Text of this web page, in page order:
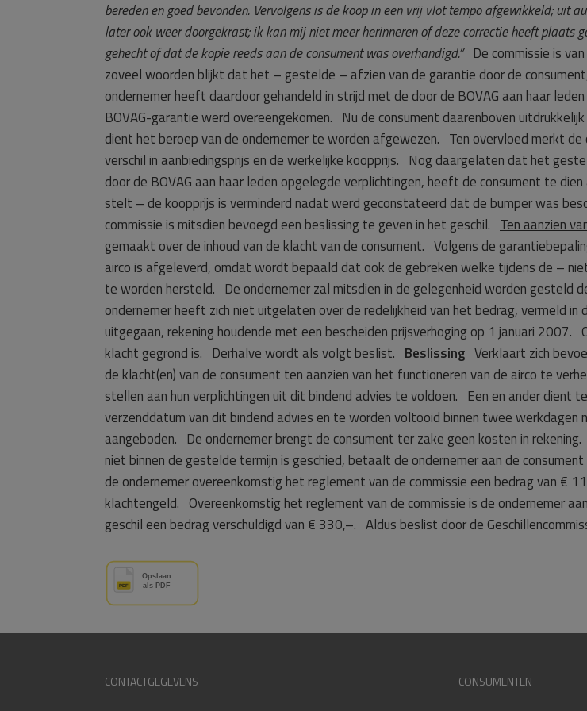
bereden en goed bevonden. Vervolgens is de koop in een vrij vlot tempo afgewikkeld; uit
later ook weer doorgekrast; ik kan mij niet meer herinneren of deze correctie heeft
gehecht of dat de kopie reeds aan de consument was overhandigd.”De commissie is
zoveel woorden blijkt dat het – gestelde – afzien van de garantie door de
ondernemer heeft daardoor gehandeld in strijd met de door de BOVAG aan haar
BOVAG-garantie werd overeengekomen. Nu de consument daarenboven
dient het beroep van de ondernemer te worden afgewezen. Ten overvloed merkt
verschil in aanbiedingsprijs en de werkelijke koopprijs. Nog daargelaten dat het
door de BOVAG aan haar leden opgelegde verplichtingen, heeft de consument te
stelt – de koopprijs is verminderd nadat werd geconstateerd dat de bumper was
commissie is mitsdien bevoegd een beslissing te geven in het geschil. Ten aanzien
gemaakt over de inhoud van de klacht van de consument. Volgens de
airco is afgeleverd, omdat wordt bepaald dat ook de gebreken welke tijdens de –
te worden hersteld. De ondernemer zal mitsdien in de gelegenheid worden gesteld
ondernemer heeft zich niet uitgelaten over de redelijkheid van het bedrag, vermeld
uitgegaan, rekening houdende met een bescheiden prijsverhoging op 1 januari
klacht gegrond is. Derhalve wordt als volgt beslist. Beslissing Verklaart zich
de klacht(en) van de consument ten aanzien van het functioneren van de airco te
stellen aan hun verplichtingen uit dit bindend advies te voldoen. Een en ander dient
verzenddatum van dit bindend advies en te worden voltooid binnen twee
aangeboden. De ondernemer brengt de consument ter zake geen kosten in
niet binnen de gestelde termijn is geschied, betaalt de ondernemer aan de
de ondernemer overeenkomstig het reglement van de commissie een bedrag van €
klachtengeld. Overeenkomstig het reglement van de commissie is de ondernemer
geschil een bedrag verschuldigd van € 330,–. Aldus beslist door de
CONTACTGEGEVENS CONSUMENTEN